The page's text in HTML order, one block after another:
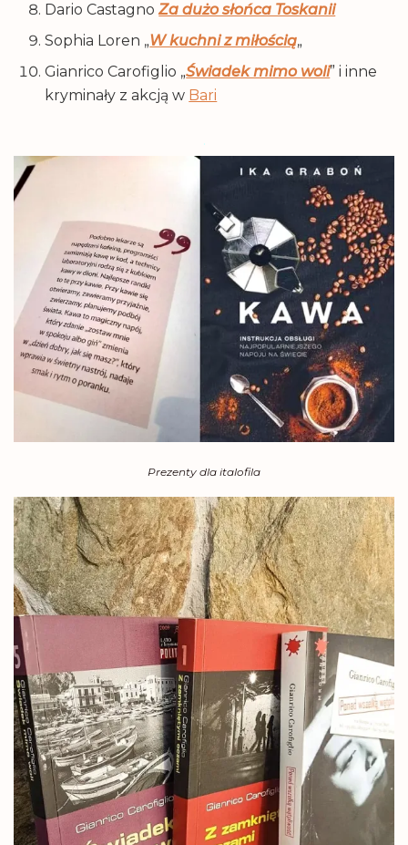
Dario CastagnoZa dużo słońca Toskanii
Sophia Loren „W kuchni z miłością„
Gianrico Carofiglio „Świadek mimo woli” i inne
kryminały z akcją w Bari
.
Prezenty dla italofila